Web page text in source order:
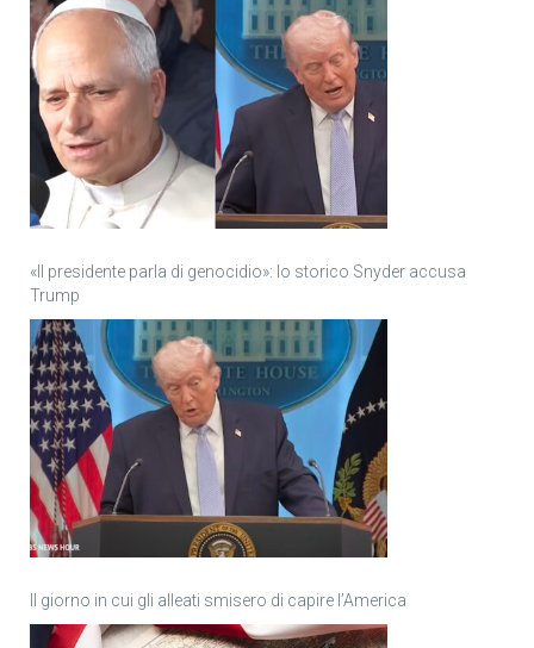
«Il presidente parla di genocidio»: lo storico Snyder accusa
Trump
Il giorno in cui gli alleati smisero di capire l’America